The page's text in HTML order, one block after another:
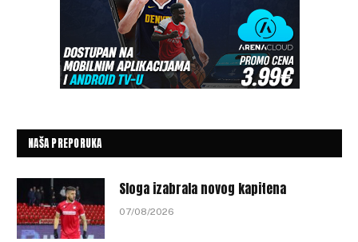
NAŠA PREPORUKA
Sloga izabrala novog kapitena
07/08/2026